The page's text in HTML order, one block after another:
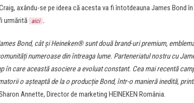
axându-se pe ideea că acesta va fi întotdeauna James Bond
urmărită
aici .
Bond, cât și Heineken® sunt două brand-uri premium,
numeroase din întreaga lume. Parteneriatul nostru cu
în care această asociere a evoluat constant. Cea mai recentă
o așteaptă de la o producție Bond, într-o manieră inedită,
Annette, Director de marketing HEINEKEN România.